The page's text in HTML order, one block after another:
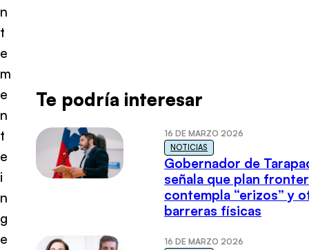
n
t
e
m
e
n
t
e
i
n
g
e
Te podría interesar
16 DE MARZO 2026
NOTICIAS
Gobernador de
señala que plan
contempla “erizos” y
barreras físicas
16 DE MARZO 2026